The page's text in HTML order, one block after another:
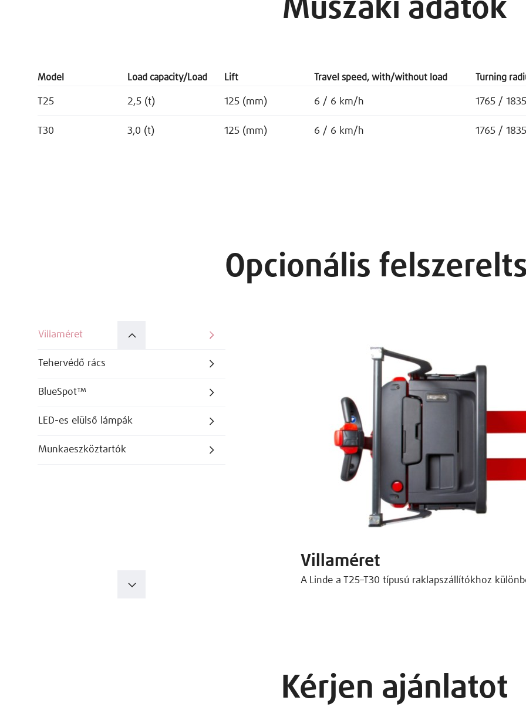
Műszaki adatok
Model Load capacity/Load Lift Travel speed, with/without load Turning
T25 2,5 (t) 125 (mm) 6 / 6 km/h 1765 /
T30 3,0 (t) 125 (mm) 6 / 6 km/h 1765 /
Opcionális
Villaméret
Tehervédő rács
BlueSpot™
LED-es elülső lámpák
Munkaeszköztartók
Villaméret
A Linde a T25–T30 típusú raklapszállítókhoz
Kérjen ajánlatot